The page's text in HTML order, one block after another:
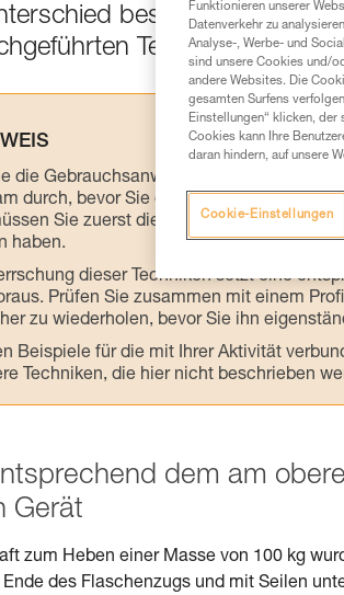
bestehen. Hier
Tests.
die Gebrauchsanweisungen der
durch, bevor Sie diesen zu Rate ziehen.
Sie zuerst die in der
haben.
dieser Techniken setzt eine
Prüfen Sie zusammen mit einem
zu wiederholen, bevor Sie ihn
Beispiele für die mit Ihrer Aktivität
Techniken, die hier nicht beschrieben
dem am
Gerät
zum Heben einer Masse von 100 kg
des Flaschenzugs und mit Seilen
Funktionieren unserer
Datenverkehr zu
Analyse-, Werbe- und
sind unsere Cookies und/
andere Websites. Die
gesamten Surfens
Einstellungen“ klicken,
Cookies kann Ihre
daran hindern, auf unsere
Cookie-Einstellungen